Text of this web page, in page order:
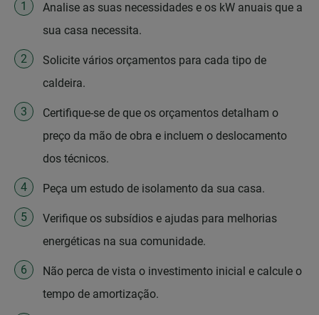
Analise as suas necessidades e os kW anuais que a
sua casa necessita.
Solicite vários orçamentos para cada tipo de
caldeira.
Certifique-se de que os orçamentos detalham o
preço da mão de obra e incluem o deslocamento
dos técnicos.
Peça um estudo de isolamento da sua casa.
Verifique os subsídios e ajudas para melhorias
energéticas na sua comunidade.
Não perca de vista o investimento inicial e calcule o
tempo de amortização.